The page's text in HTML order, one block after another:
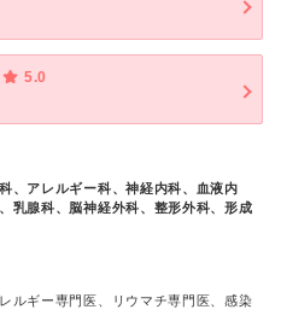
5.0
、アレルギー科、神経内科、血液内
乳腺科、脳神経外科、整形外科、形成
ルギー専門医、リウマチ専門医、感染